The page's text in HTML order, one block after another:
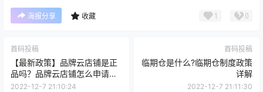
海报分享 收藏 1 0
首码投稿
【最新政策】品牌云店铺是正
品吗？品牌云店铺怎么申请店
主？
2022-12-7 21:10:24
首码投稿
临期仓是什么?临期仓制度政策
详解
2022-12-7 21:11:30